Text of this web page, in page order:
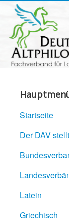
Startseite
Der DAV
Latein
Griechisch